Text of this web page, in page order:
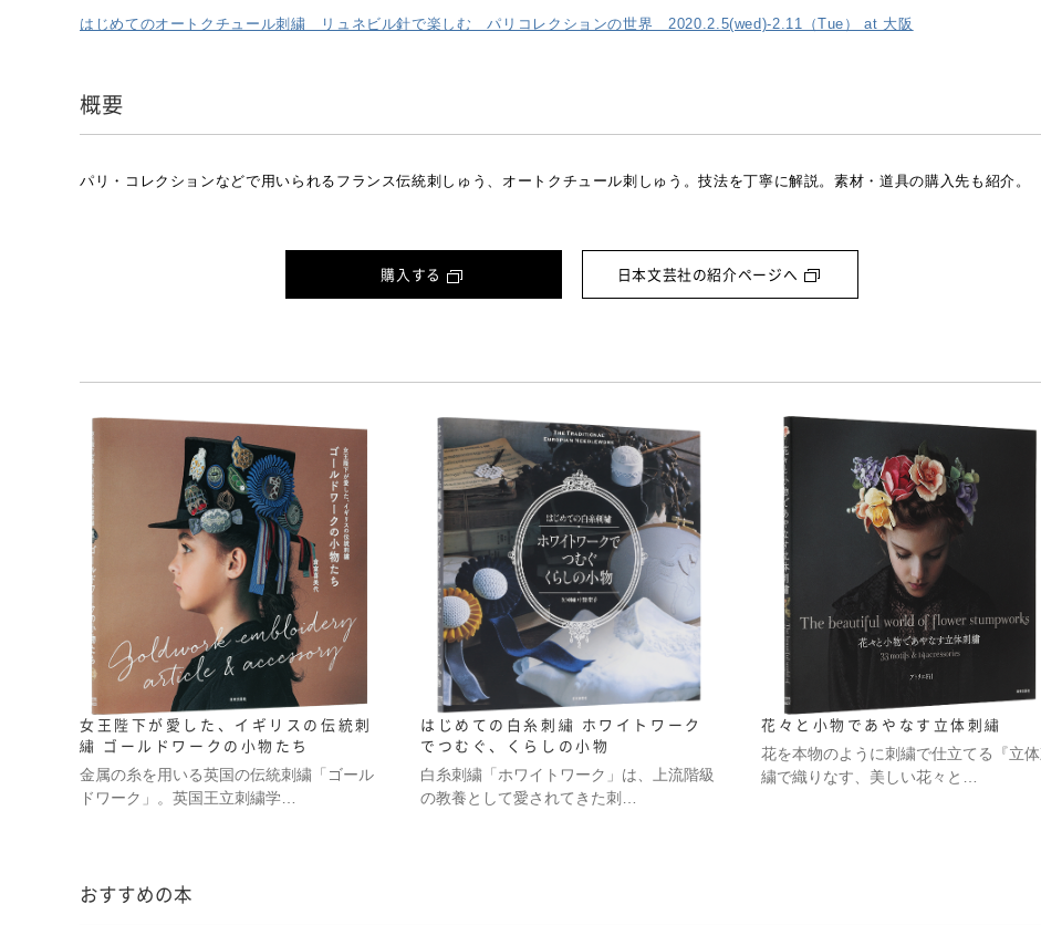
はじめてのオートクチュール刺繍 リュネビル針で楽しむ パリコレクションの世界 2020.2.5(wed)-2.11（Tue） at 大阪
概要
パリ・コレクションなどで用いられるフランス伝統刺しゅう、オートクチュール刺しゅう。技法を丁寧に解説。素材・道具の購入先も紹介。
購入する 日本文芸社の紹介ページへ
女王陛下が愛した、イギリスの伝統刺
繡 ゴールドワークの小物たち
金属の糸を用いる英国の伝統刺繍「ゴール
ドワーク」。英国王立刺繍学…
はじめての白糸刺繡 ホワイトワーク
でつむぐ、くらしの小物
白糸刺繍「ホワイトワーク」は、上流階級
の教養として愛されてきた刺…
花々と小物であやなす立体刺繡
花を本物のように刺繍で仕立てる『立体
繍で織りなす、美しい花々と…
おすすめの本